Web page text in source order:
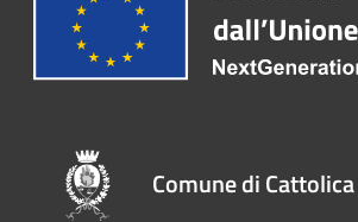
Comune di Cattolica